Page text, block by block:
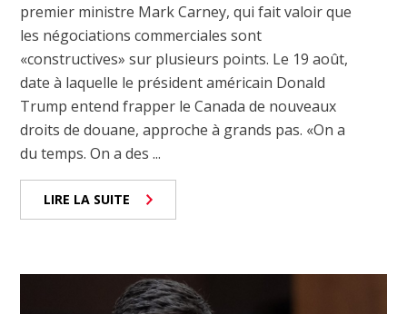
premier ministre Mark Carney, qui fait valoir que
les négociations commerciales sont
«constructives» sur plusieurs points. Le 19 août,
date à laquelle le président américain Donald
Trump entend frapper le Canada de nouveaux
droits de douane, approche à grands pas. «On a
du temps. On a des ...
LIRE LA SUITE